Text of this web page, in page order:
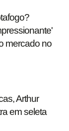
mercado no
Arthur
em seleta